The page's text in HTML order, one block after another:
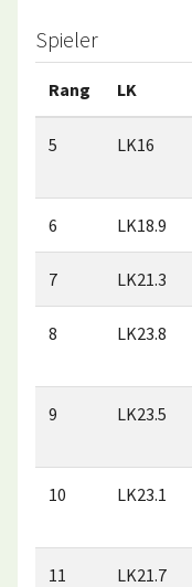
Spieler
Rang LK
5 LK16
6 LK18.9
7 LK21.3
8 LK23.8
9 LK23.5
10 LK23.1
11 LK21.7